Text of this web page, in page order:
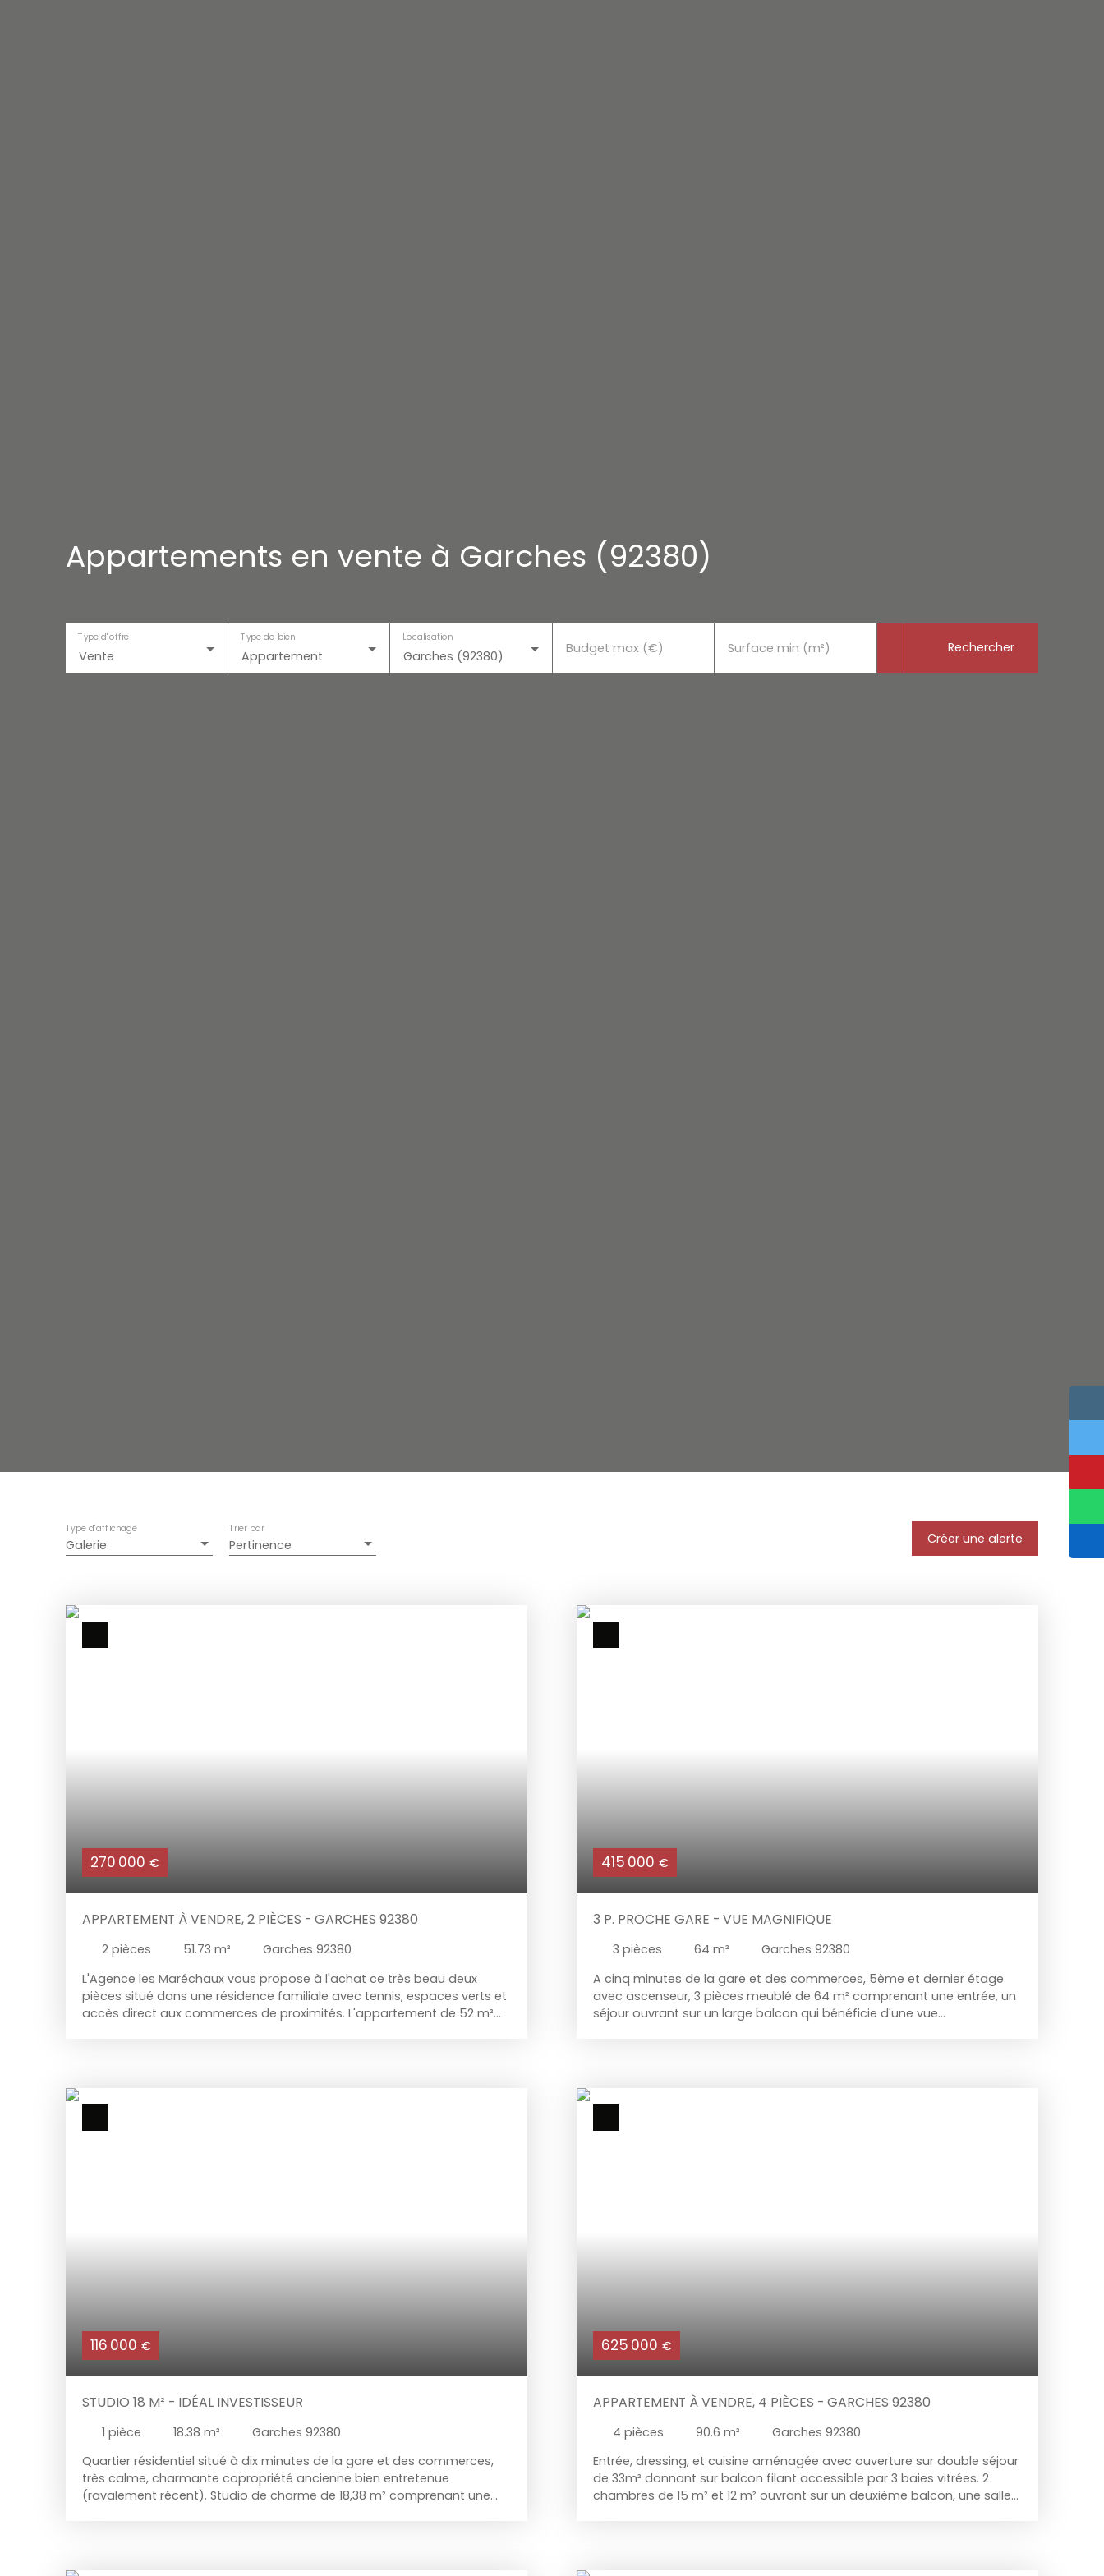
Appartements en vente à Garches (92380)
Vente
Type d'offre
Appartement
Type de bien
Garches (92380)
Localisation
Budget max (€) Surface min (m²) Rechercher
Galerie
Type d'affichage
Pertinence
Trier par
Créer une alerte
270 000 €
APPARTEMENT À VENDRE, 2 PIÈCES - GARCHES 92380
2 pièces 51.73 m²
Garches 92380
L'Agence les Maréchaux vous propose à l'achat ce très beau deux
pièces situé dans une résidence familiale avec tennis, espaces verts et
accès direct aux commerces de proximités. L'appartement de 52 m²
415 000 €
3 P. PROCHE GARE - VUE MAGNIFIQUE
3 pièces 64 m²
Garches 92380
A cinq minutes de la gare et des commerces, 5ème et dernier étage
avec ascenseur, 3 pièces meublé de 64 m² comprenant une entrée, un
séjour ouvrant sur un large balcon qui bénéficie d'une vue
116 000 €
STUDIO 18 M² - IDÉAL INVESTISSEUR
1 pièce 18.38 m²
Garches 92380
Quartier résidentiel situé à dix minutes de la gare et des commerces,
très calme, charmante copropriété ancienne bien entretenue
(ravalement récent). Studio de charme de 18,38 m² comprenant une
625 000 €
APPARTEMENT À VENDRE, 4 PIÈCES - GARCHES 92380
4 pièces 90.6 m²
Garches 92380
Entrée, dressing, et cuisine aménagée avec ouverture sur double séjour
de 33m² donnant sur balcon filant accessible par 3 baies vitrées. 2
chambres de 15 m² et 12 m² ouvrant sur un deuxième balcon, une salle